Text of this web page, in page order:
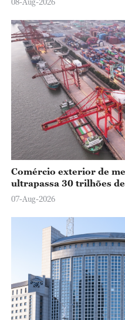
Comércio exterior de
ultrapassa 30 trilhões
07-Aug-2026